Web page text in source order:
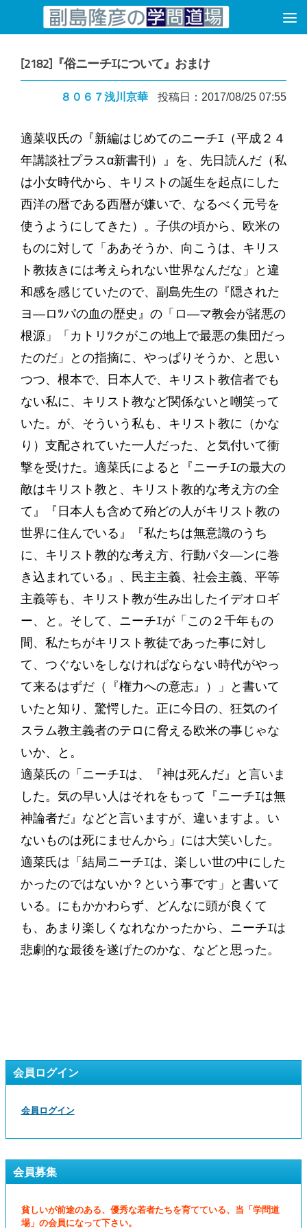
コンテンツへスキップ
[2182]『俗ニーチｴについて』おまけ
８０６７浅川京華 投稿日：2017/08/25 07:55
適菜収氏の『新編はじめてのニーチｴ（平成２４
年講談社プラスα新書刊）』を、先日読んだ（私
は小女時代から、キリストの誕生を起点にした
西洋の暦である西暦が嫌いで、なるべく元号を
使うようにしてきた）。子供の頃から、欧米の
ものに対して「ああそうか、向こうは、キリス
ト教抜きには考えられない世界なんだな」と違
和感を感じていたので、副島先生の『隠された
ヨ―ロﾂパの血の歴史』の「ロ―マ教会が諸悪の
根源」「カトリﾂクがこの地上で最悪の集団だっ
たのだ」との指摘に、やっぱりそうか、と思い
つつ、根本で、日本人で、キリスト教信者でも
ない私に、キリスト教など関係ないと嘲笑って
いた。が、そういう私も、キリスト教に（かな
り）支配されていた一人だった、と気付いて衝
撃を受けた。適菜氏によると『ニーチｴの最大の
敵はキリスト教と、キリスト教的な考え方の全
て』『日本人も含めて殆どの人がキリスト教の
世界に住んでいる』『私たちは無意識のうち
に、キリスト教的な考え方、行動パタ―ンに巻
き込まれている』、民主主義、社会主義、平等
主義等も、キリスト教が生み出したイデオロギ
ー、と。そして、ニーチｴが「この２千年もの
間、私たちがキリスト教徒であった事に対し
て、つぐないをしなければならない時代がやっ
て来るはずだ（『権力への意志』）」と書いて
いたと知り、驚愕した。正に今日の、狂気のイ
スラム教主義者のテロに脅える欧米の事じゃな
いか、と。
適菜氏の「ニーチｴは、『神は死んだ』と言いま
した。気の早い人はそれをもって『ニーチｴは無
神論者だ』などと言いますが、違いますよ。い
ないものは死にませんから」には大笑いした。
適菜氏は「結局ニーチｴは、楽しい世の中にした
かったのではないか？という事です」と書いて
いる。にもかかわらず、どんなに頭が良くて
も、あまり楽しくなれなかったから、ニーチｴは
悲劇的な最後を遂げたのかな、などと思った。
会員ログイン
会員ログイン
会員募集
貧しいが前途のある、優秀な若者たちを育てている、当「学問道
場」の会員になって下さい。